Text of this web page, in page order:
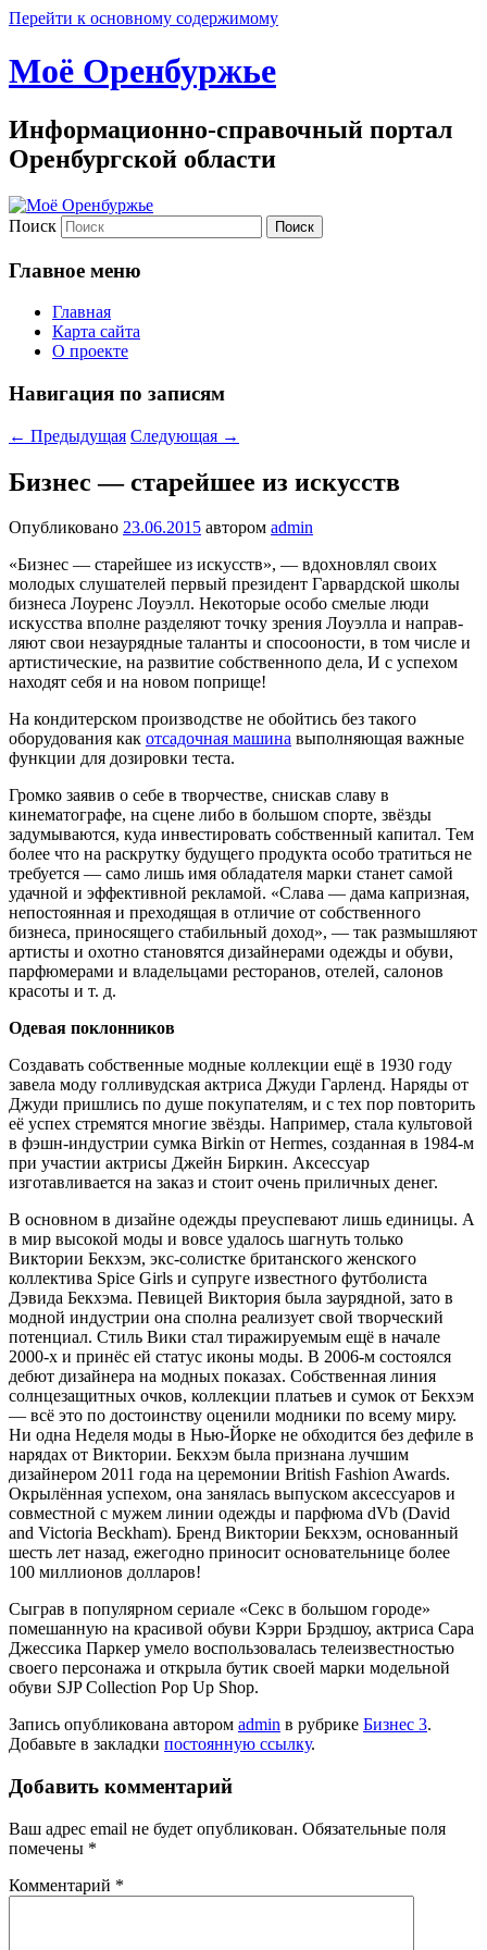
Перейти к основному содержимому
Моё Оренбуржье
Информационно-справочный портал
Оренбургской области
Поиск
Главное меню
Главная
Карта сайта
О проекте
Навигация по записям
← Предыдущая Следующая →
Бизнес — старейшее из искусств
Опубликовано 23.06.2015 автором admin
«Бизнес — старейшее из искусств», — вдохновлял своих
молодых слушателей первый президент Гарвардской школы
бизнеса Лоуренс Лоуэлл. Некоторые особо смелые люди
искусства вполне разделяют точку зрения Лоуэлла и направ­
ляют свои незаурядные таланты и спосооности, в том числе и
артистические, на развитие собственнопо дела, И с успехом
находят себя и на новом поприще!
На кондитерском производстве не обойтись без такого
оборудования как отсадочная машина выполняющая важные
функции для дозировки теста.
Громко заявив о себе в творчестве, снискав славу в
кинематографе, на сцене либо в большом спорте, звёзды
задумываются, куда инвестиро­вать собственный капитал. Тем
более что на рас­крутку будущего продукта особо тратиться не
требуется — само лишь имя обладателя марки станет самой
удачной и эффективной рекламой. «Слава — дама капризная,
непостоянная и преходящая в отличие от собственного
бизнеса, приносящего ста­бильный доход», — так размышляют
артисты и охотно становятся дизайнерами одежды и обуви,
парфюмерами и владельцами ресторанов, отелей, салонов
красоты и т. д.
Одевая поклонников
Создавать собственные модные коллекции ещё в 1930 году
завела моду голливудская актриса Джуди Гарленд. Наряды от
Джуди пришлись по душе покупателям, и с тех пор повторить
её успех стремятся многие звёзды. Например, стала культовой
в фэшн-индустрии сумка Birkin от Hermes, созданная в 1984-м
при участии актри­сы Джейн Биркин. Аксессуар
изготавливается на заказ и стоит очень приличных денег.
В основном в дизайне одежды преуспевают лишь еди­ницы. А
в мир высокой моды и вовсе удалось шагнуть только
Виктории Бекхэм, экс-солистке британского жен­ского
коллектива Spice Girls и супруге известного футбо­листа
Дэвида Бекхэма. Певицей Виктория была зауряд­ной, зато в
модной индустрии она сполна реализует свой творческий
потенциал. Стиль Вики стал тиражируемым ещё в начале
2000-х и принёс ей статус иконы моды. В 2006-м состоялся
дебют дизайнера на модных показах. Собственная линия
солнцезащитных очков, коллекции платьев и сумок от Бекхэм
— всё это по достоинству оце­нили модники по всему миру.
Ни одна Неделя моды в Нью-Йорке не обходится без дефиле в
нарядах от Виктории. Бекхэм была признана лучшим
дизайнером 2011 года на церемонии British Fashion Awards.
Окрылённая успехом, она занялась выпуском аксессуаров и
совместной с мужем линии одежды и парфюма dVb (David
and Victoria Beckham). Бренд Виктории Бекхэм, основанный
шесть лет назад, ежегодно приносит основа­тельнице более
100 миллионов долларов!
Сыграв в популярном сериале «Секс в большом горо­де»
помешанную на красивой обуви Кэрри Брэдшоу, актриса Сара
Джессика Паркер умело воспользовалась телеизвестностью
своего персонажа и открыла бутик своей марки модельной
обуви SJP Collection Pop Up Shop.
Запись опубликована автором admin в рубрике Бизнес 3.
Добавьте в закладки постоянную ссылку.
Добавить комментарий
Ваш адрес email не будет опубликован. Обязательные поля
помечены *
Комментарий *